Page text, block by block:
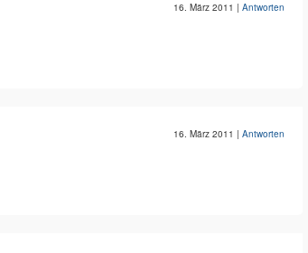
16. März 2011 | Antworten
16. März 2011 | Antworten